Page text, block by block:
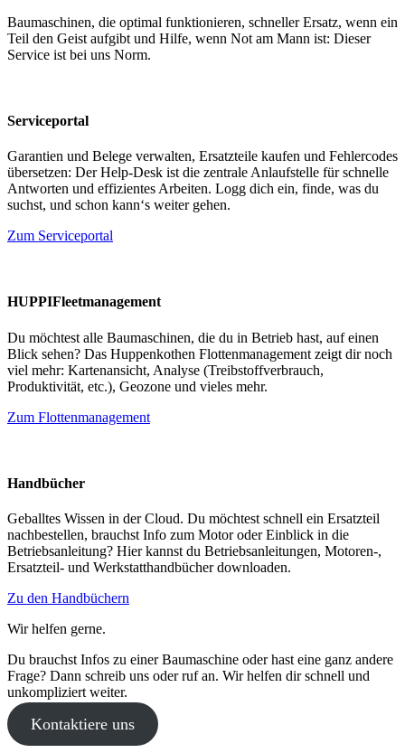
Baumaschinen, die optimal funktionieren, schneller Ersatz, wenn ein
Teil den Geist aufgibt und Hilfe, wenn Not am Mann ist: Dieser
Service ist bei uns Norm.
Serviceportal
Garantien und Belege verwalten, Ersatzteile kaufen und Fehlercodes
übersetzen: Der Help-Desk ist die zentrale Anlaufstelle für schnelle
Antworten und effizientes Arbeiten. Logg dich ein, finde, was du
suchst, und schon kann‘s weiter gehen.
Zum Serviceportal
HUPPIFleetmanagement
Du möchtest alle Baumaschinen, die du in Betrieb hast, auf einen
Blick sehen? Das Huppenkothen Flottenmanagement zeigt dir noch
viel mehr: Kartenansicht, Analyse (Treibstoffverbrauch,
Produktivität, etc.), Geozone und vieles mehr.
Zum Flottenmanagement
Handbücher
Geballtes Wissen in der Cloud. Du möchtest schnell ein Ersatzteil
nachbestellen, brauchst Info zum Motor oder Einblick in die
Betriebsanleitung? Hier kannst du Betriebsanleitungen, Motoren-,
Ersatzteil- und Werkstatthandbücher downloaden.
Zu den Handbüchern
Wir helfen gerne.
Du brauchst Infos zu einer Baumaschine oder hast eine ganz andere
Frage? Dann schreib uns oder ruf an. Wir helfen dir schnell und
unkompliziert weiter.
Kontaktiere uns